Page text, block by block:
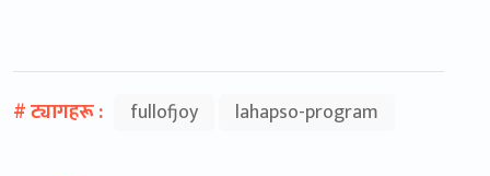
# ट्यागहरू : fullofjoy lahapso-program